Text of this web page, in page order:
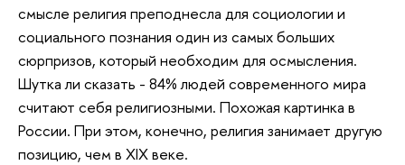
смысле религия преподнесла для социологии и
социального познания один из самых больших
сюрпризов, который необходим для осмысления.
Шутка ли сказать - 84% людей современного мира
считают себя религиозными. Похожая картинка в
России. При этом, конечно, религия занимает другую
позицию, чем в XIX веке.